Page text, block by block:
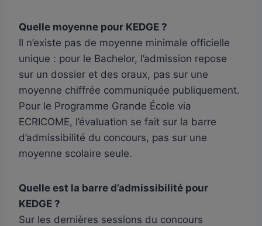
Quelle moyenne pour KEDGE ?
Il n’existe pas de moyenne minimale officielle
unique : pour le Bachelor, l’admission repose
sur un dossier et des oraux, pas sur une
moyenne chiffrée communiquée publiquement.
Pour le Programme Grande École via
ECRICOME, l’évaluation se fait sur la barre
d’admissibilité du concours, pas sur une
moyenne scolaire seule.
Quelle est la barre d’admissibilité pour
KEDGE ?
Sur les dernières sessions du concours